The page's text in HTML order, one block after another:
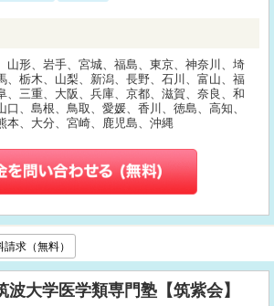
山形、岩手、宮城、福島、東京、神奈川、埼
、栃木、山梨、新潟、長野、石川、富山、福
、三重、大阪、兵庫、京都、滋賀、奈良、和
口、島根、鳥取、愛媛、香川、徳島、高知、
本、大分、宮崎、鹿児島、沖縄
求（無料）
波大学医学類専門塾【筑紫会】